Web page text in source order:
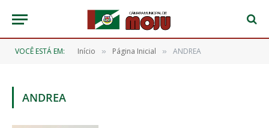
VOCÊ ESTÁ EM: Início » Página Inicial » ANDREA
ANDREA